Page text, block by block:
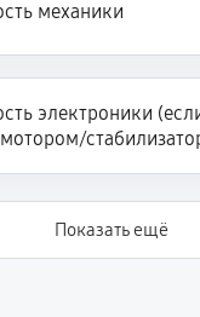
механики
электроники
Показать ещё